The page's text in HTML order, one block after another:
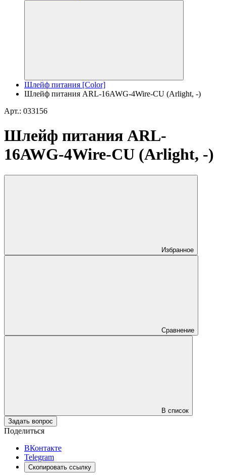
Шлейф питания [Color]
Шлейф питания ARL-16AWG-4Wire-CU (Arlight, -)
Арт.: 033156
Шлейф питания ARL-
16AWG-4Wire-CU (Arlight, -)
Избранное
Сравнение
В список
Задать вопрос
Поделиться
ВКонтакте
Telegram
Скопировать ссылку